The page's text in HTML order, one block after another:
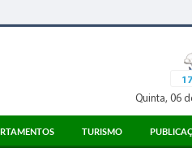
Quinta, 06
TURISMO